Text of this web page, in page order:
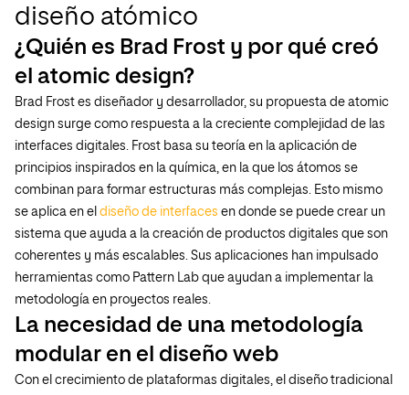
diseño atómico
¿Quién es Brad Frost y por qué creó
el atomic design?
Brad Frost es diseñador y desarrollador, su propuesta de atomic
design surge como respuesta a la creciente complejidad de las
interfaces digitales. Frost basa su teoría en la aplicación de
principios inspirados en la química, en la que los átomos se
combinan para formar estructuras más complejas. Esto mismo
se aplica en el diseño de interfaces en donde se puede crear un
sistema que ayuda a la creación de productos digitales que son
coherentes y más escalables. Sus aplicaciones han impulsado
herramientas como Pattern Lab que ayudan a implementar la
metodología en proyectos reales.
La necesidad de una metodología
modular en el diseño web
Con el crecimiento de plataformas digitales, el diseño tradicional